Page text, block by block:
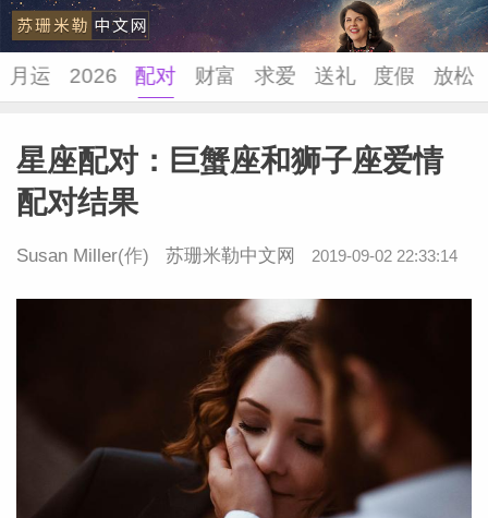
苏珊米
月运 2026 配对 财富 求爱 送礼 度假 放松
星座配对：巨蟹座和狮子座爱情
配对结果
Susan Miller(作) 苏珊米勒中文网 2019-09-02 22:33:14